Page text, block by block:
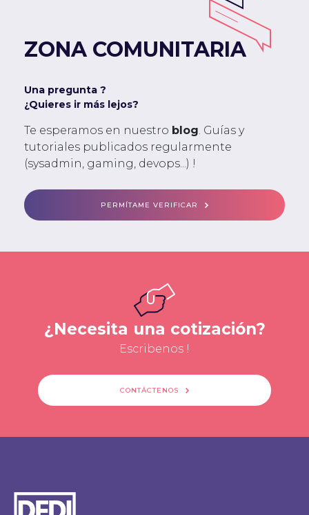
ZONA COMUNITARIA
Una pregunta ?
¿Quieres ir más lejos?
Te esperamos en nuestro blog. Guías y
tutoriales publicados regularmente
(sysadmin, gaming, devops...) !
PERMÍTAME VERIFICAR
¿Necesita una cotización?
Escribenos !
CONTÁCTENOS